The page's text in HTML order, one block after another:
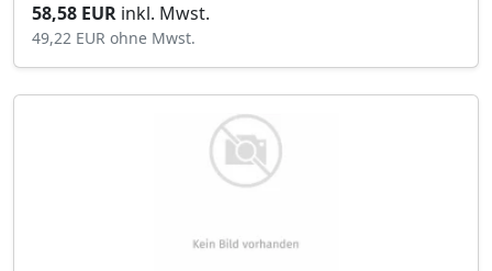
58,58 EUR inkl. Mwst.
49,22 EUR ohne Mwst.